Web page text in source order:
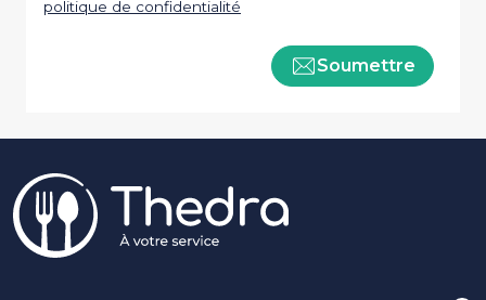
politique de confidentialité
Soumettre